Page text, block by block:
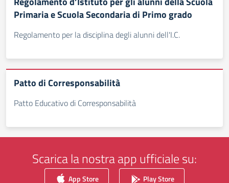
Primaria e Scuola Secondaria di Primo grado
Regolamento per la disciplina degli alunni dell'I.C.
Patto di Corresponsabilità
Patto Educativo di Corresponsabilità
Scarica la nostra app ufficiale su:
App Store Play Store